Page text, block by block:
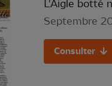
L'Aigle botté
Septembre
Consulter